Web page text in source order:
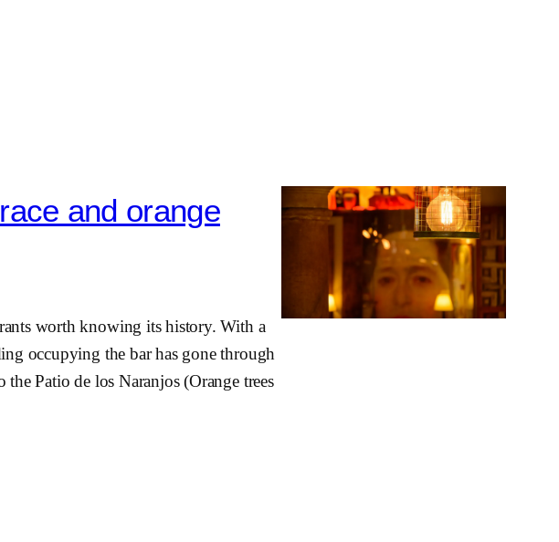
and orange
worth knowing its history. With a
occupying the bar has gone through
Patio de los Naranjos (Orange trees